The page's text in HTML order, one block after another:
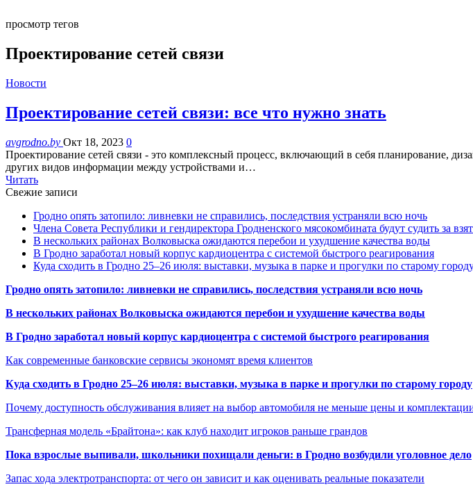
просмотр тегов
Проектирование сетей связи
Новости
Проектирование сетей связи: все что нужно знать
avgrodno.by Окт 18, 2023 0
Проектирование сетей связи - это комплексный процесс, включающий в себя планирование,
других видов информации между устройствами и…
Читать
Свежие записи
Гродно опять затопило: ливневки не справились, последствия устраняли всю ночь
Члена Совета Республики и гендиректора Гродненского мясокомбината будут судить за
В нескольких районах Волковыска ожидаются перебои и ухудшение качества воды
В Гродно заработал новый корпус кардиоцентра с системой быстрого реагирования
Куда сходить в Гродно 25–26 июля: выставки, музыка в парке и прогулки по старому
Гродно опять затопило: ливневки не справились, последствия устраняли всю ночь
В нескольких районах Волковыска ожидаются перебои и ухудшение качества воды
В Гродно заработал новый корпус кардиоцентра с системой быстрого реагирования
Как современные банковские сервисы экономят время клиентов
Куда сходить в Гродно 25–26 июля: выставки, музыка в парке и прогулки по старому городу
Почему доступность обслуживания влияет на выбор автомобиля не меньше цены и
Трансферная модель «Брайтона»: как клуб находит игроков раньше грандов
Пока взрослые выпивали, школьники похищали деньги: в Гродно возбудили уголовное дело
Запас хода электротранспорта: от чего он зависит и как оценивать реальные показатели